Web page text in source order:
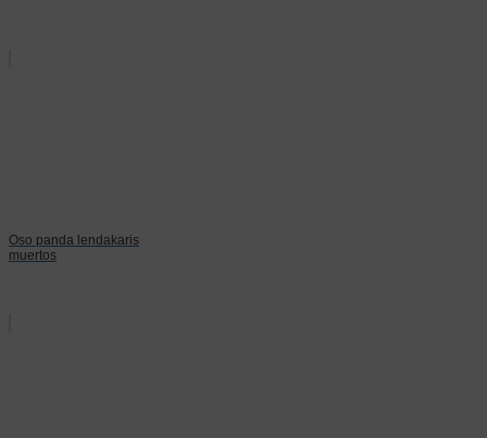
Oso panda lendakaris
muertos